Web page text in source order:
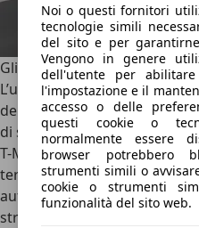
Noi o questi fornitori
tecnologie simili
del sito e per
Vengono in genere
dell'utente per
l'impostazione e il
accesso o delle
questi cookie o
normalmente essere
browser potrebbero
strumenti simili o
cookie o strumenti
funzionalità del sito web.
Gli ADAS e la sicurezza
L’ultima Toyota Corolla a
debutto con un grande
di sicurezza attiva,
T-Mate, che includeva il
terza generazione. Di serie
automatica d’emergenza,
stradali, sensori parcheggio